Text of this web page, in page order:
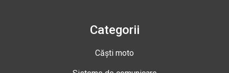
Categorii
Căști moto